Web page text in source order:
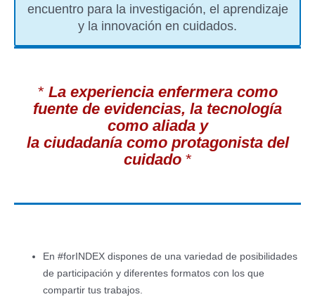
encuentro para la investigación, el aprendizaje
y la innovación en cuidados.
* La experiencia enfermera como
fuente de evidencias, la tecnología
como aliada y
la ciudadanía como protagonista del
cuidado*
En #forINDEX dispones de una variedad de posibilidades
de participación y diferentes formatos con los que
compartir tus trabajos.